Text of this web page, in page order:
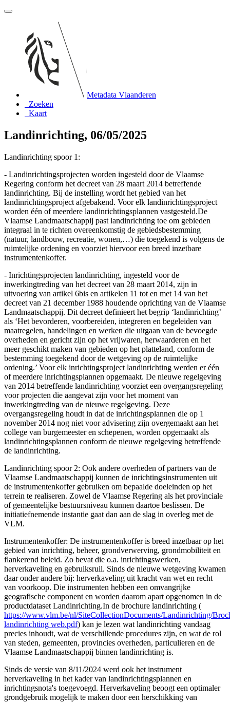
Metadata Vlaanderen
Zoeken
Kaart
Landinrichting, 06/05/2025
Landinrichting spoor 1:
- Landinrichtingsprojecten worden ingesteld door de Vlaamse
Regering conform het decreet van 28 maart 2014 betreffende
landinrichting. Bij de instelling wordt het gebied van het
landinrichtingsproject afgebakend. Voor elk landinrichtingsproject
worden één of meerdere landinrichtingsplannen vastgesteld.De
Vlaamse Landmaatschappij past landinrichting toe om gebieden
integraal in te richten overeenkomstig de gebiedsbestemming
(natuur, landbouw, recreatie, wonen,…) die toegekend is volgens de
ruimtelijke ordening en voorziet hiervoor een breed inzetbare
instrumentenkoffer.
- Inrichtingsprojecten landinrichting, ingesteld voor de
inwerkingtreding van het decreet van 28 maart 2014, zijn in
uitvoering van artikel 6bis en artikelen 11 tot en met 14 van het
decreet van 21 december 1988 houdende oprichting van de Vlaamse
Landmaatschappij. Dit decreet definieert het begrip ‘landinrichting’
als ‘Het bevorderen, voorbereiden, integreren en begeleiden van
maatregelen, handelingen en werken die uitgaan van de bevoegde
overheden en gericht zijn op het vrijwaren, herwaarderen en het
meer geschikt maken van gebieden op het platteland, conform de
bestemming toegekend door de wetgeving op de ruimtelijke
ordening.’ Voor elk inrichtingsproject landinrichting werden er één
of meerdere inrichtingsplannen opgemaakt. De nieuwe regelgeving
van 2014 betreffende landinrichting voorziet een overgangsregeling
voor projecten die aangevat zijn voor het moment van
inwerkingtreding van de nieuwe regelgeving. Deze
overgangsregeling houdt in dat de inrichtingsplannen die op 1
november 2014 nog niet voor advisering zijn overgemaakt aan het
college van burgemeester en schepenen, worden opgemaakt als
landinrichtingsplannen conform de nieuwe regelgeving betreffende
de landinrichting.
Landinrichting spoor 2: Ook andere overheden of partners van de
Vlaamse Landmaatschappij kunnen de inrichtingsinstrumenten uit
de instrumentenkoffer gebruiken om bepaalde doeleinden op het
terrein te realiseren. Zowel de Vlaamse Regering als het provinciale
of gemeentelijke bestuursniveau kunnen daartoe beslissen. De
initiatiefnemende instantie gaat dan aan de slag in overleg met de
VLM.
Instrumentenkoffer: De instrumentenkoffer is breed inzetbaar op het
gebied van inrichting, beheer, grondverwerving, grondmobiliteit en
flankerend beleid. Zo bevat die o.a. inrichtingswerken,
herverkaveling en gebruiksruil. Sinds de nieuwe wetgeving kwamen
daar onder andere bij: herverkaveling uit kracht van wet en recht
van voorkoop. Die instrumenten hebben een omvangrijke
geografische component en worden daarom apart opgenomen in de
productdataset Landinrichting.In de brochure landinrichting (
https://www.vlm.be/nl/SiteCollectionDocuments/Landinrichting/
landinrichting web.pdf) kan je lezen wat landinrichting vandaag
precies inhoudt, wat de verschillende procedures zijn, en wat de rol
van steden, gemeenten, provincies overheden, particulieren en de
Vlaamse Landmaatschappij binnen landinrichting is.
Sinds de versie van 8/11/2024 werd ook het instrument
herverkaveling in het kader van landinrichtingsplannen en
inrichtingsnota's toegevoegd. Herverkaveling beoogt een optimaler
grondgebruik mogelijk te maken door een herschikking van